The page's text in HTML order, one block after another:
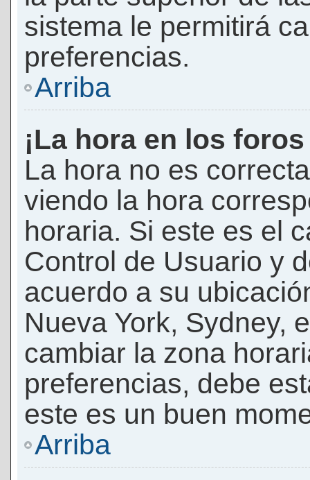
sistema le permitirá
preferencias.
Arriba
¡La hora en los
La hora no es
viendo la hora
horaria. Si este es el
Control de Usuario y
acuerdo a su
Nueva York, Sydney,
cambiar la zona
preferencias, debe
este es un buen
Arriba